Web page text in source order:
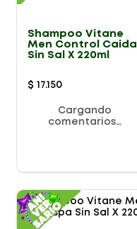
Shampoo Vitane
Men Control Caida
Sin Sal X 220ml
$ 17.150
Cargando
comentarios…